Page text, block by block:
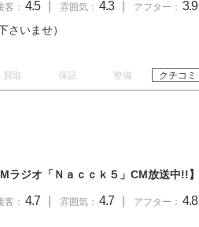
客： 4.5 雰囲気： 4.3 アフター： 3.9
さいませ）
買取 保証 整備 クチコミ
ラジオ「Ｎａｃｃｋ５」CM放送中!!】
客： 4.7 雰囲気： 4.7 アフター： 4.8